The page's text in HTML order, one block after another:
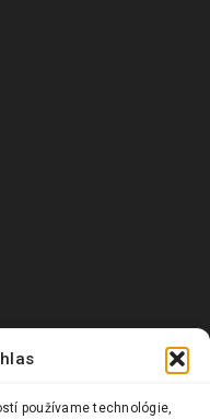
používame technológie,